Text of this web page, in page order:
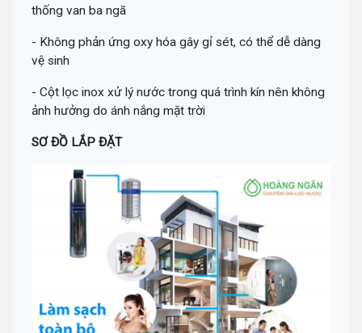
thống van ba ngã
- Không phản ứng oxy hóa gây gỉ sét, có thể dễ dàng
vệ sinh
- Cột lọc inox xử lý nước trong quá trình kín nên không
ảnh hưởng do ánh nắng mặt trời
SƠ ĐỒ LẮP ĐẶT